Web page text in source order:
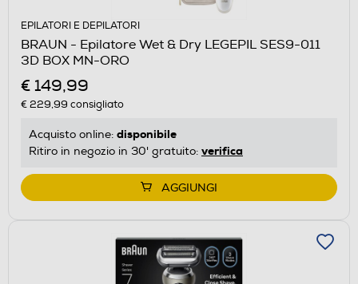
EPILATORI E DEPILATORI
BRAUN - Epilatore Wet & Dry LEGEPIL SES9-011
3D BOX MN-ORO
€ 149,99
€ 229,99 consigliato
Acquisto online: disponibile
Ritiro in negozio in 30' gratuito: verifica
AGGIUNGI